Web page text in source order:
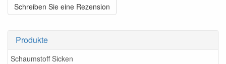
Produkte
Schaumstoff Sicken
Schreiben Sie eine Rezension